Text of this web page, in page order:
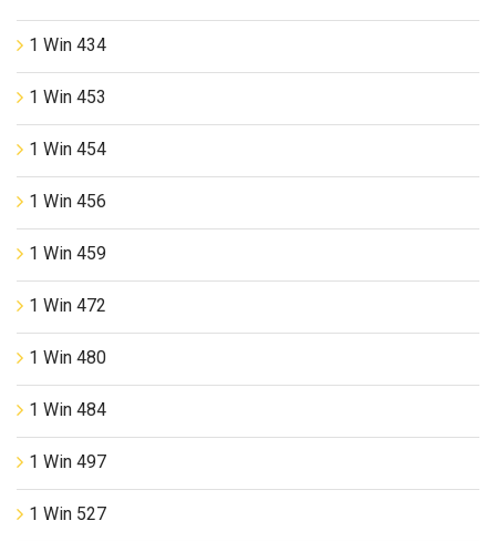
1 Win 434
1 Win 453
1 Win 454
1 Win 456
1 Win 459
1 Win 472
1 Win 480
1 Win 484
1 Win 497
1 Win 527